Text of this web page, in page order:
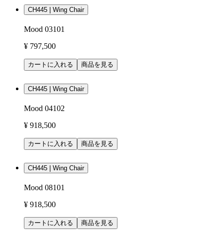
CH445 | Wing Chair
Mood 03101
¥ 797,500
カートに入れる 商品を見る
CH445 | Wing Chair
Mood 04102
¥ 918,500
カートに入れる 商品を見る
CH445 | Wing Chair
Mood 08101
¥ 918,500
カートに入れる 商品を見る